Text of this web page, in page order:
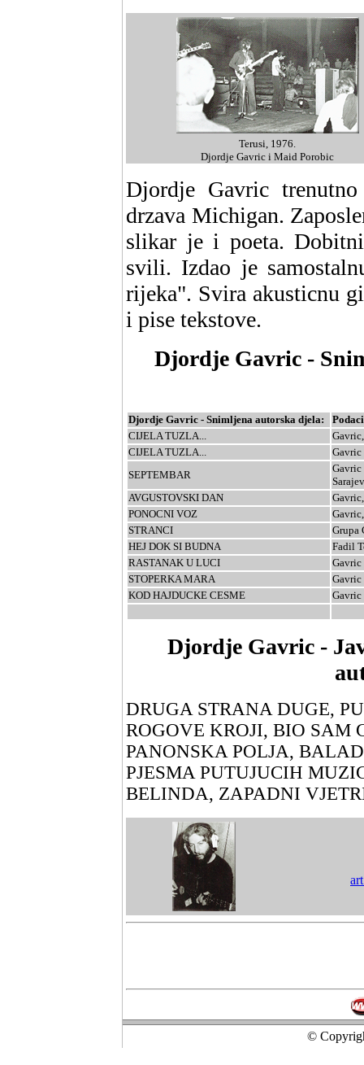
Terusi, 1976.
Djordje Gavric i Maid Porobic
Djordje Gavric
drzava Michigan.
slikar je i poeta.
svili. Izdao je
rijeka". Svira akusticnu
i pise tekstove.
Djordje Gavric -
Djordje Gavric - Snimljena autorska djela:
CIJELA TUZLA...
CIJELA TUZLA...
Gavric
SEPTEMBAR
Gavric
AVGUSTOVSKI DAN
PONOCNI VOZ
STRANCI
Grupa
HEJ DOK SI BUDNA
Fadil
RASTANAK U LUCI
Gavric
STOPERKA MARA
Gavric
KOD HAJDUCKE CESME
Gavric
Djordje Gavric -
DRUGA STRANA DUGE,
ROGOVE KROJI, BIO SAM
PANONSKA POLJA,
PJESMA PUTUJUCIH
BELINDA, ZAPADNI
©